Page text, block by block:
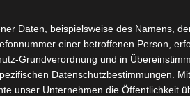
haben freien Eintritt,
ist. Aufgrund der großen
Daten, beispielsweise des Namens,
einer betroffenen Person,
Grundverordnung und in
Datenschutzbestimmungen.
unser Unternehmen die Öffentlichkeit